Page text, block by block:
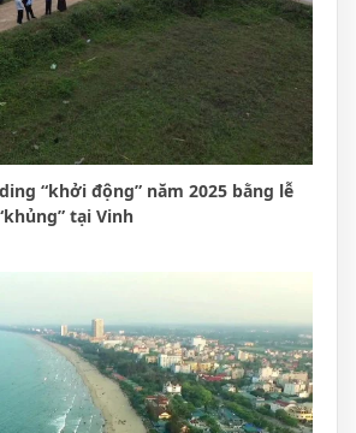
“khởi động” năm 2025 bằng lễ
tại Vinh